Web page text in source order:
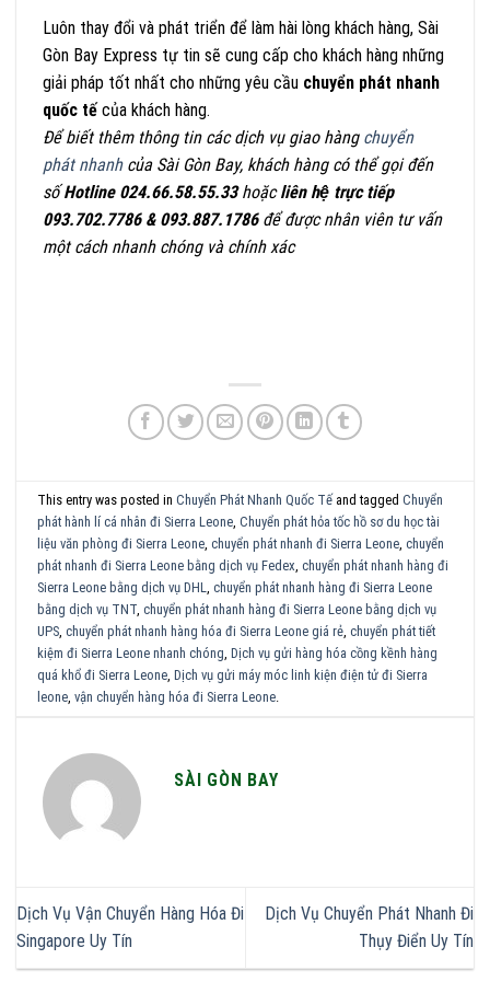
Luôn thay đổi và phát triển để làm hài lòng khách hàng, Sài
Gòn Bay Express tự tin sẽ cung cấp cho khách hàng những
giải pháp tốt nhất cho những yêu cầu chuyển phát nhanh
quốc tếcủa khách hàng.
Để biết thêm thông tin các dịch vụ giao hàng chuyển
phát nhanhcủa Sài Gòn Bay, khách hàng có thể gọi đến
sốHotline 024.66.58.55.33hoặcliên hệ trực tiếp
093.702.7786 & 093.887.1786để được nhân viên tư vấn
một cách nhanh chóng và chính xác
This entry was posted inChuyển Phát Nhanh Quốc Tếand taggedChuyển
phát hành lí cá nhân đi Sierra Leone ,Chuyển phát hỏa tốc hồ sơ du học tài
liệu văn phòng đi Sierra Leone ,chuyển phát nhanh đi Sierra Leone ,chuyển
phát nhanh đi Sierra Leone bằng dịch vụ Fedex ,chuyển phát nhanh hàng đi
Sierra Leone bằng dịch vụ DHL
,chuyển phát nhanh hàng đi Sierra Leone
bằng dịch vụ TNT ,chuyển phát nhanh hàng đi Sierra Leone bằng dịch vụ
UPS ,chuyển phát nhanh hàng hóa đi Sierra Leone giá rẻ ,chuyển phát tiết
kiệm đi Sierra Leone nhanh chóng ,Dịch vụ gửi hàng hóa cồng kềnh hàng
quá khổ đi Sierra Leone ,Dịch vụ gửi máy móc linh kiện điện tử đi Sierra
leone ,vận chuyển hàng hóa đi Sierra Leone
SÀI GÒN BAY
Dịch Vụ Vận Chuyển Hàng Hóa Đi
Singapore Uy Tín
Dịch Vụ Chuyển Phát Nhanh Đi
Thụy Điển Uy Tín